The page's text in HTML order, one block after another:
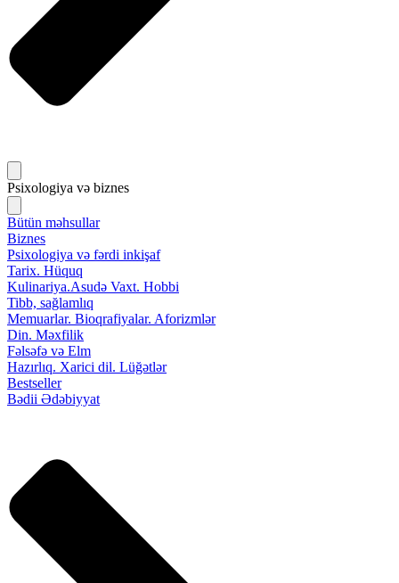
Psixologiya və biznes
Bütün məhsullar
Biznes
Psixologiya və fərdi inkişaf
Tarix. Hüquq
Kulinariya.Asudə Vaxt. Hobbi
Tibb, sağlamlıq
Memuarlar. Bioqrafiyalar. Aforizmlər
Din. Məxfilik
Fəlsəfə və Elm
Hazırlıq. Xarici dil. Lüğətlər
Bestseller
Bədii Ədəbiyyat